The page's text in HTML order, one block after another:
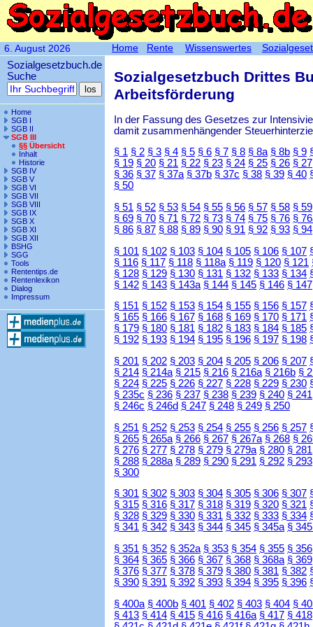
6. August 2026
Sozialgesetzbuch.de
Suche
Home
SGB I
SGB II
SGB III
§§ Übersicht
Inhalt
Historie
SGB IV
SGB V
SGB VI
SGB VII
SGB VIII
SGB IX
SGB X
SGB XI
SGB XII
BSHG
SGG
Tools
Rententips.de
Rentenlexikon
Dialog
Impressum
Sozialgesetzbuch Drittes
Arbeitsförderung
In der Fassung des Gesetzes zur
damit zusammenhängender
§ 1 § 2 § 3 § 4 § 5 § 6 § 7 § 8 § 8a § 8b § 9
§ 19 § 20 § 21 § 22 § 23 § 24 § 25 § 26 § 27
§ 36 § 37 § 37a § 37b § 37c § 38 § 39 § 40
§ 50
§ 51 § 52 § 53 § 54 § 55 § 56 § 57 § 58 § 59
§ 69 § 70 § 71 § 72 § 73 § 74 § 75 § 76 §
§ 86 § 87 § 88 § 89 § 90 § 91 § 92 § 93 § 94
§ 101 § 102 § 103 § 104 § 105 § 106 § 107
§ 116 § 117 § 118 § 118a § 119 § 120 § 121
§ 128 § 129 § 130 § 131 § 132 § 133 § 134
§ 142 § 143 § 143a § 144 § 145 § 146 § 147
§ 151 § 152 § 153 § 154 § 155 § 156 § 157
§ 165 § 166 § 167 § 168 § 169 § 170 § 171
§ 179 § 180 § 181 § 182 § 183 § 184 § 185
§ 192 § 193 § 194 § 195 § 196 § 197 § 198
§ 201 § 202 § 203 § 204 § 205 § 206 § 207
§ 214 § 214a § 215 § 216 § 216a § 216b §
§ 224 § 225 § 226 § 227 § 228 § 229 § 230
§ 235c § 236 § 237 § 238 § 239 § 240 § 241
§ 246c § 246d § 247 § 248 § 249 § 250
§ 251 § 252 § 253 § 254 § 255 § 256 § 257
§ 265 § 265a § 266 § 267 § 267a § 268 §
§ 276 § 277 § 278 § 279 § 279a § 280 § 281
§ 288 § 288a § 289 § 290 § 291 § 292 § 293
§ 300
§ 301 § 302 § 303 § 304 § 305 § 306 § 307
§ 315 § 316 § 317 § 318 § 319 § 320 § 321
§ 328 § 329 § 330 § 331 § 332 § 333 § 334
§ 341 § 342 § 343 § 344 § 345 § 345a §
§ 351 § 352 § 352a § 353 § 354 § 355 § 356
§ 364 § 365 § 366 § 367 § 368 § 368a § 369
§ 376 § 377 § 378 § 379 § 380 § 381 § 382
§ 390 § 391 § 392 § 393 § 394 § 395 § 396
§ 400a § 400b § 401 § 402 § 403 § 404 §
§ 413 § 414 § 415 § 416 § 416a § 417 § 418
Home Rente Wissenswertes